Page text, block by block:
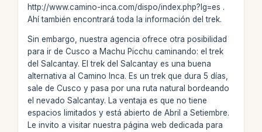
http://www.camino-inca.com/dispo/index.php?lg=es .
Ahí también encontrará toda la información del trek.
Sin embargo, nuestra agencia ofrece otra posibilidad
para ir de Cusco a Machu Picchu caminando: el trek
del Salcantay. El trek del Salcantay es una buena
alternativa al Camino Inca. Es un trek que dura 5 días,
sale de Cusco y pasa por una ruta natural bordeando
el nevado Salcantay. La ventaja es que no tiene
espacios limitados y está abierto de Abril a Setiembre.
Le invito a visitar nuestra página web dedicada para